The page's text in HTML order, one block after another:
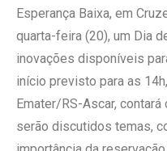
Esperança Baixa, em
quarta-feira (20), um Dia
inovações disponíveis
início previsto para as
Emater/RS-Ascar,
serão discutidos temas,